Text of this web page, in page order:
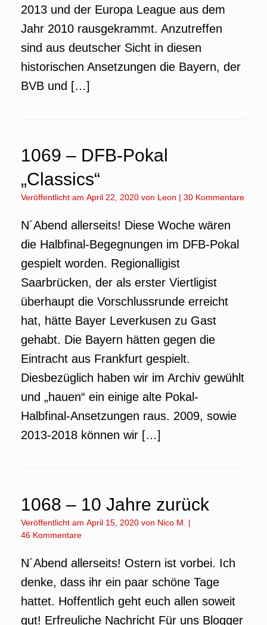
2013 und der Europa League aus dem
Jahr 2010 rausgekrammt. Anzutreffen
sind aus deutscher Sicht in diesen
historischen Ansetzungen die Bayern, der
BVB und […]
1069 – DFB-Pokal
„Classics“
Veröffentlicht am April 22, 2020 von Leon | 30 Kommentare
N´Abend allerseits! Diese Woche wären
die Halbfinal-Begegnungen im DFB-Pokal
gespielt worden. Regionalligist
Saarbrücken, der als erster Viertligist
überhaupt die Vorschlussrunde erreicht
hat, hätte Bayer Leverkusen zu Gast
gehabt. Die Bayern hätten gegen die
Eintracht aus Frankfurt gespielt.
Diesbezüglich haben wir im Archiv gewühlt
und „hauen“ ein einige alte Pokal-
Halbfinal-Ansetzungen raus. 2009, sowie
2013-2018 können wir […]
1068 – 10 Jahre zurück
Veröffentlicht am April 15, 2020 von Nico M.
|
46 Kommentare
N´Abend allerseits! Ostern ist vorbei. Ich
denke, dass ihr ein paar schöne Tage
hattet. Hoffentlich geht euch allen soweit
gut! Erfreuliche Nachricht Für uns Blogger